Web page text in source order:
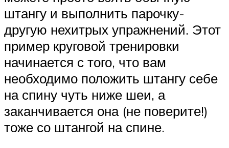
штангу и выполнить парочку-
другую нехитрых упражнений. Этот
пример круговой тренировки
начинается с того, что вам
необходимо положить штангу себе
на спину чуть ниже шеи, а
заканчивается она (не поверите!)
тоже со штангой на спине.